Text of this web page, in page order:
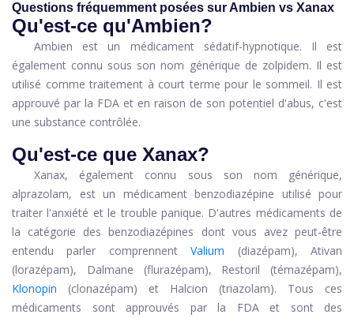
Questions fréquemment posées sur Ambien vs Xanax
Qu'est-ce qu'Ambien?
Ambien est un médicament sédatif-hypnotique. Il est
également connu sous son nom générique de zolpidem. Il est
utilisé comme traitement à court terme pour le sommeil. Il est
approuvé par la FDA et en raison de son potentiel d'abus, c'est
une substance contrôlée.
Qu'est-ce que Xanax?
Xanax, également connu sous son nom générique,
alprazolam, est un médicament benzodiazépine utilisé pour
traiter l'anxiété et le trouble panique. D'autres médicaments de
la catégorie des benzodiazépines dont vous avez peut-être
entendu parler comprennentValium (diazépam), Ativan
(lorazépam), Dalmane (flurazépam), Restoril (témazépam),
Klonopin (clonazépam) et Halcion (triazolam). Tous ces
médicaments sont approuvés par la FDA et sont des